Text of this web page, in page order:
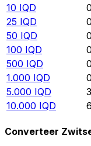
10 IQD
25 IQD
50 IQD
100 IQD
500 IQD
1.000 IQD
5.000 IQD
10.000 IQD
Converteer